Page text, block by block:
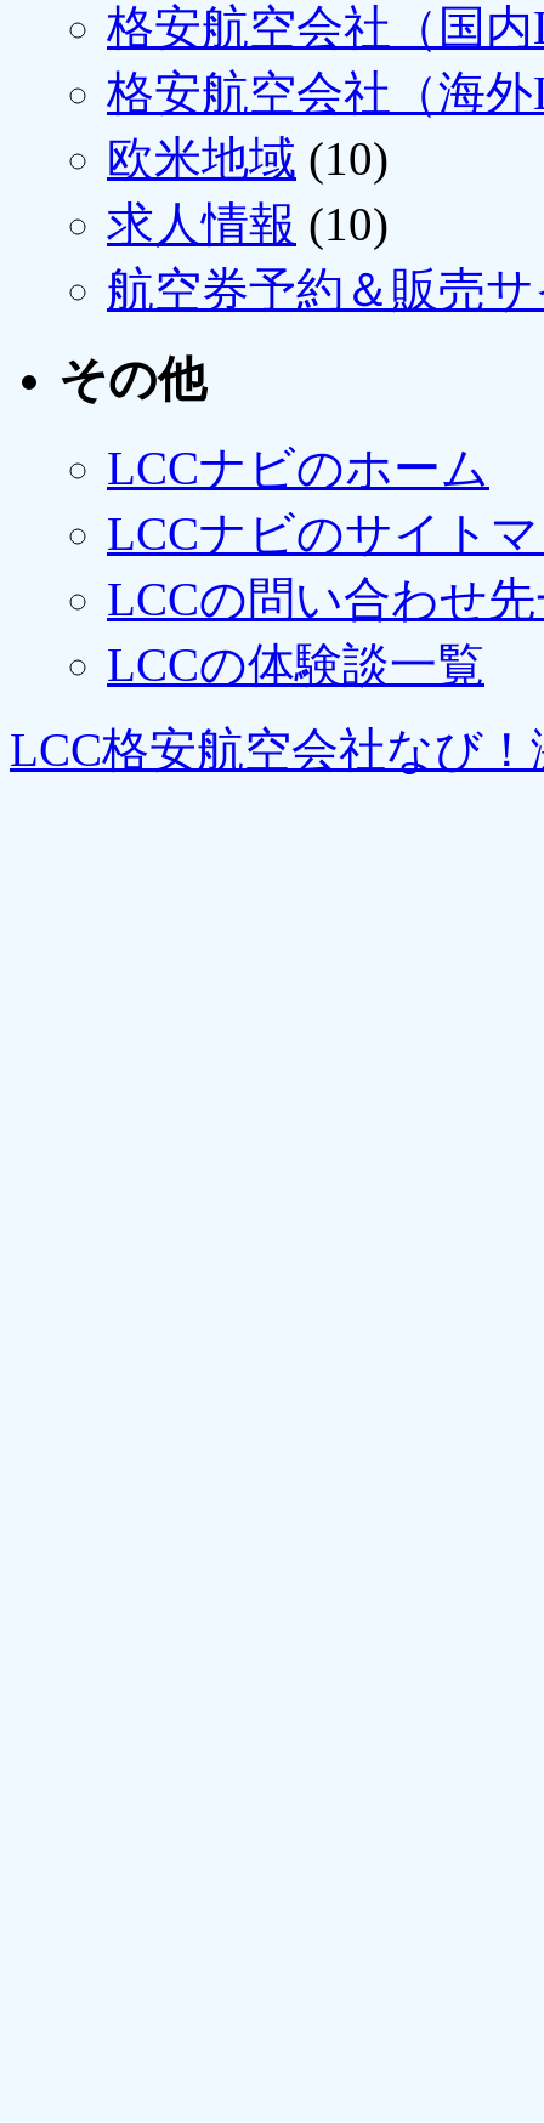
格安航空会社（国
格安航空会社（海
欧米地域 (10)
求人情報 (10)
航空券予約＆販売
その他
LCCナビのホーム
LCCナビのサイト
LCCの問い合わせ
LCCの体験談一覧
LCC格安航空会社なび